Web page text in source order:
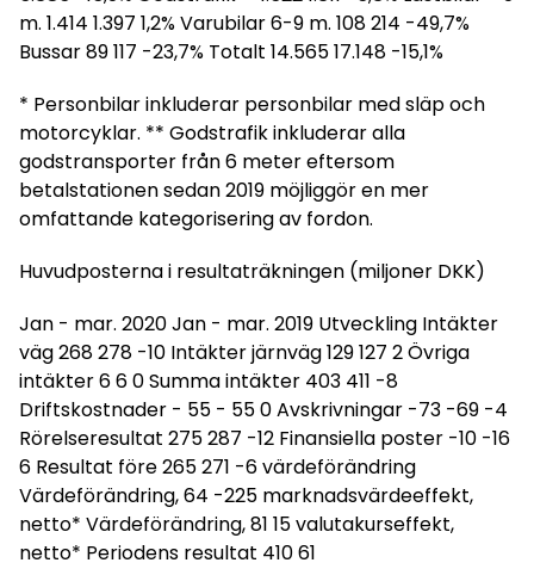
m. 1.414 1.397 1,2% Varubilar 6-9 m. 108 214 -49,7%
Bussar 89 117 -23,7% Totalt 14.565 17.148 -15,1%
* Personbilar inkluderar personbilar med släp och
motorcyklar. ** Godstrafik inkluderar alla
godstransporter från 6 meter eftersom
betalstationen sedan 2019 möjliggör en mer
omfattande kategorisering av fordon.
Huvudposterna i resultaträkningen (miljoner DKK)
Jan - mar. 2020 Jan - mar. 2019 Utveckling Intäkter
väg 268 278 -10 Intäkter järnväg 129 127 2 Övriga
intäkter 6 6 0 Summa intäkter 403 411 -8
Driftskostnader - 55 - 55 0 Avskrivningar -73 -69 -4
Rörelseresultat 275 287 -12 Finansiella poster -10 -16
6 Resultat före 265 271 -6 värdeförändring
Värdeförändring, 64 -225 marknadsvärdeeffekt,
netto* Värdeförändring, 81 15 valutakurseffekt,
netto* Periodens resultat 410 61